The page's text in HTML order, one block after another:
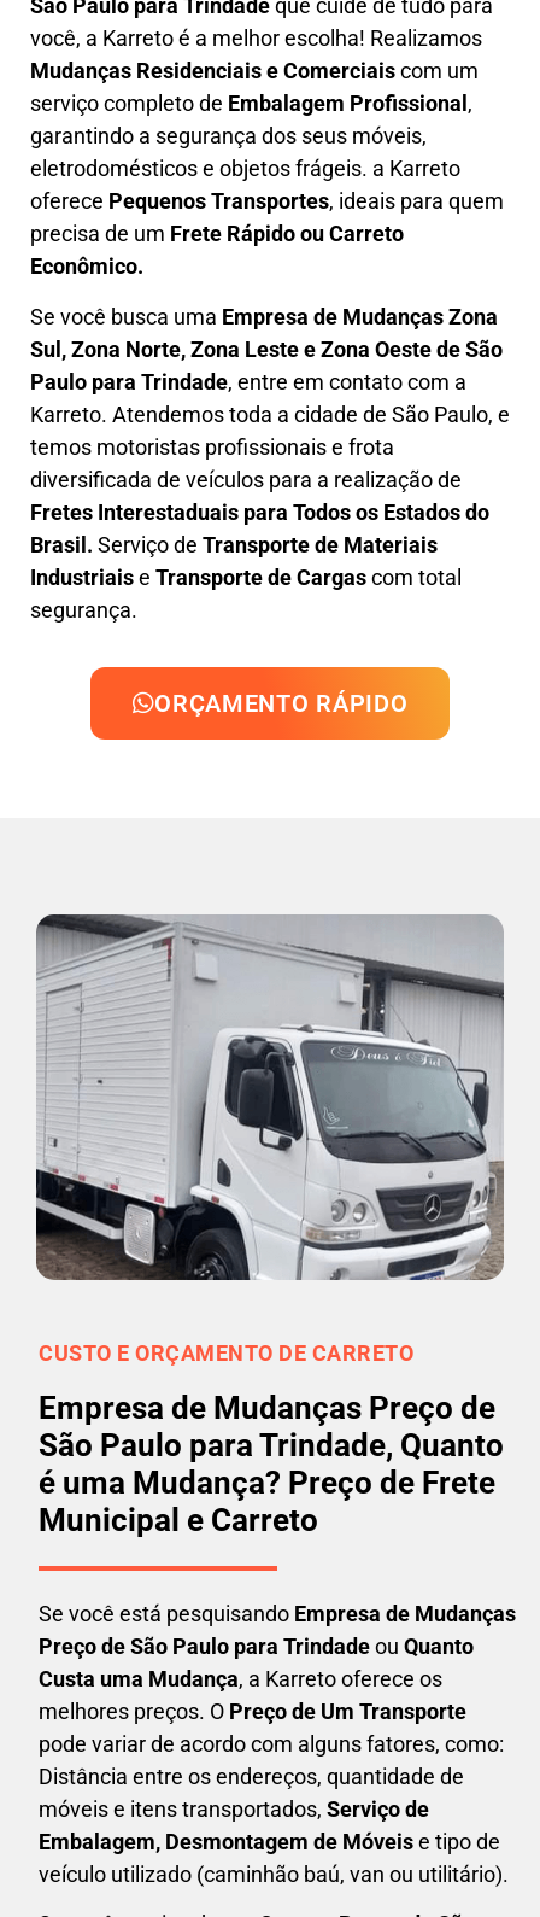
São Paulo para Trindadeque cuide de tudo para
você, a Karretoé a melhor escolha! Realizamos
Mudanças Residenciais e Comerciaiscom um
serviço completo de Embalagem Profissional ,
garantindo a segurança dos seus móveis,
eletrodomésticos e objetos frágeis. a Karreto
oferece Pequenos Transportes, ideais para quem
precisa de um Frete Rápido ou Carreto
Econômico.
Se você busca uma Empresa de Mudanças Zona
Sul, Zona Norte, Zona Leste e Zona Oestede São
Paulo para Trindade, entre em contato com a
Karreto. Atendemos toda a cidade de São Paulo, e
temos motoristas profissionais e frota
diversificada de veículos para a realização de
Fretes Interestaduais para Todos os Estados do
Brasil. Serviço de Transporte de Materiais
Industriaise Transporte de Cargascom total
segurança.
ORÇAMENTO RÁPIDO
CUSTO E ORÇAMENTO DE CARRETO
Empresa de Mudanças Preço de
São Paulo para Trindade, Quanto
é uma Mudança? Preço de Frete
Municipal e Carreto
Se você está pesquisando Empresa de Mudanças
Preço de São Paulo para Trindadeou Quanto
Custa uma Mudança, a Karreto oferece os
melhores preços. O Preço de Um Transporte
pode variar de acordo com alguns fatores, como:
Distância entre os endereços, quantidade de
móveis e itens transportados, Serviço de
Embalagem, Desmontagem de Móveise tipo de
veículo utilizado (caminhão baú, van ou utilitário).